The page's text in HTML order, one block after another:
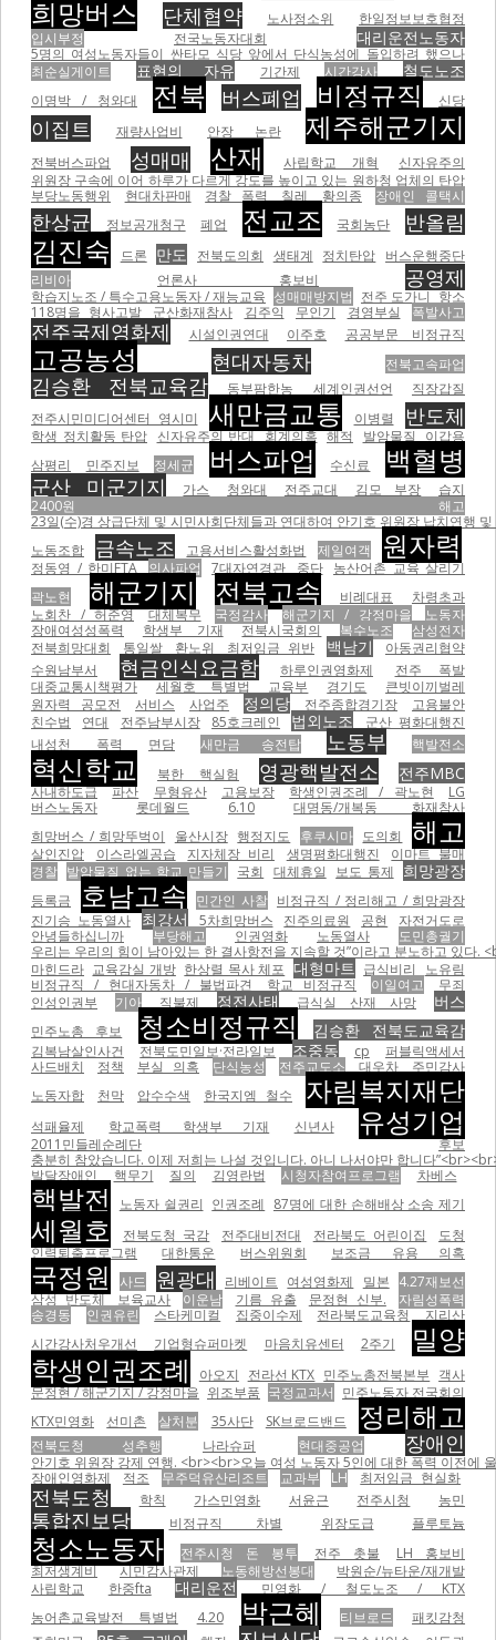
희망버스 단체협약 노사정소위
한일정보보호협정
입시부정
전국노동자대회 대리운전노동자
5명의 여성노동자들이 싼타모 식당 앞에서 단식농성에 돌입하려 했으나
최순실게이트
표현의 자유 기간제 시간강사 철도노조
이명박 / 청와대 전북 버스폐업 비정규직 신당
이집트 재량사업비 안장 논란 제주해군기지
전북버스파업 성매매 산재 사립학교 개혁
신자유주의
위원장 구속에 이어 하루가 다르게 강도를 높이고 있는 원하청 업체의 탄압
부당노동행위
현대차판매 경찰 폭력 칠레 황의종 장애인 콜택시
한상균 정보공개청구 폐업 전교조 국회농단 반올림
김진숙 드론 만도 전북도의회 생태계 정치탄압 버스운행중단
리비아
언론사 홍보비 공영제
학습지노조 / 특수고용노동자 / 재능교육 성매매방지법 전주 도가니 항소
118명을 형사고발
군산화재참사 김주익 무인기 경영부실 폭발사고
전주국제영화제 시설인권연대 이주호 공공부문 비정규직
고공농성 현대자동차 전북고속파업
김승환 전북교육감 동부팜한농 세계인권선언
직장갑질
전주시민미디어센터 영시미
새만금교통 이병렬 반도체
학생 정치활동 탄압 신자유주의 반대 회계의혹 해적 발암물질
이갑용
삼평리
민주진보 정세균 버스파업 수신료 백혈병
군산 미군기지 가스 청와대 전주교대 김모 부장
습지
2400원 해고
23일(수)경 상급단체 및 시민사회단체들과 연대하여 안기호 위원장 납치연행
노동조합
금속노조 고용서비스활성화법 제일여객 원자력
정동영 / 한미FTA 의사파업 7대자연경관 중단
농산어촌 교육 살리기
곽노현
해군기지 전북고속 비례대표
차령초과
노회찬 / 허준영
대체복무 국정감사 해군기지 / 강정마을
노동자
장애여성성폭력
학생부 기재 전북시국회의 복수노조
삼성전자
전북희망대회
통일쌀 환노위 최저임금 위반 백남기
아동권리협약
수원남부서
현금인식요금함 하루인권영화제
전주 폭발
대중교통시책평가
세월호 특별법 교육부 경기도
큰빗이끼벌레
원자력 공모전
서비스 사업주 정의당 전주종합경기장
고용불안
친수법
연대 전주남부시장 85호크레인 법외노조
군산 평화대행진
내성천
폭력 면담 새만금 송전탑 노동부 핵발전소
혁신학교 북한 핵실험 영광핵발전소 전주MBC
사내하도급 파산 무형유산 고용보장 학생인권조례 / 곽노현
LG
버스노동자
롯데월드 6.10
대명동/개복동 화재참사
희망버스 / 희망뚜벅이
울산시장 행정지도 후쿠시마 도의회 해고
살인진압 이스라엘공습 지자체장 비리 생명평화대행진
이마트 불매
경찰 발암물질 없는 학교 만들기 국회 대체휴일 보도 통제 희망광장
등록금 호남고속 민간인 사찰 비정규직 / 정리해고 / 희망광장
진기승 노동열사 최강서 5차희망버스 진주의료원 공현
자전거도로
안녕들하십니까
부당해고 인권영화 노동열사
도민총궐기
우리는 우리의 힘이 남아있는 한 결사항전을 지속할 것”이라고 분노하고 있다.
마힌드라 교육감실 개방 한상렬 목사 체포 대형마트 급식비리
노유림
비정규직 / 현대자동차 / 불법파견
학교 비정규직 이일여고
무죄
인성인권부
기아 직불제 정전사태 급식실 산재 사망 버스
민주노총 후보 청소비정규직 김승환 전북도교육감
김복남살인사건 전북도민일보·전라일보 조중동 cp
퍼블릭액세서
사드배치
정책 부실 의혹 단식농성 전주교도소 대우차
주민감사
노동자합
천막 압수수색 한국지엠 철수 자림복지재단
석패율제 학교폭력 학생부 기재 신년사 유성기업
2011민들레순례단
후보
충분히 참았습니다. 이제 저희는 나설 것입니다. 아니 나서야만 합니다
발달장애인
핵무기 질의 김영란법 시청자참여프로그램 차베스
핵발전 노동자 쉴권리 인권조례 87명에 대한 손해배상 소송 제기
세월호 전북도청 국감 전주대비전대 전라북도 어린이집
도청
인력퇴출프로그램
대한통운 버스위원회 보조금 유용 의혹
국정원 사드 원광대 리베이트 여성영화제 밀본 4.27재보선
삼성 반도체
보육교사 이운남 기름 유출 문정현 신부.
자림성폭력
송경동
인권유린 스타케미컬 집중이수제 전라북도교육청
지리산
시간강사처우개선
기업형슈퍼마켓 마음치유센터 2주기
밀양
학생인권조례
아오지 전라선 KTX 민주노총전북본부 객사
문정현 / 해군기지 / 강정마을 위조부품 국정교과서 민주노동자 전국회의
KTX민영화
선미촌 살처분 35사단 SK브로드밴드 정리해고
전북도청 성추행 나라슈퍼 현대중공업 장애인
안기호 위원장 강제 연행. <br><br>오늘 여성 노동자 5인에 대한 폭력 이전
장애인영화제
적조 무주덕유산리조트 교과부 LH 최저임금 현실화
전북도청 학칙 가스민영화 서윤근 전주시청 농민
통합진보당 비정규직 차별 위장도급 플루토늄
청소노동자 전주시청 돈 봉투 전주 촛불
LH 홍보비
최저생계비
시민감사관제 노동해방선봉대
박원순/뉴타운/재개발
사립학교
한중fta 대리운전
민영화 / 철도노조 / KTX
농어촌교육발전 특별법
4.20 박근혜 티브로드
패킷감청